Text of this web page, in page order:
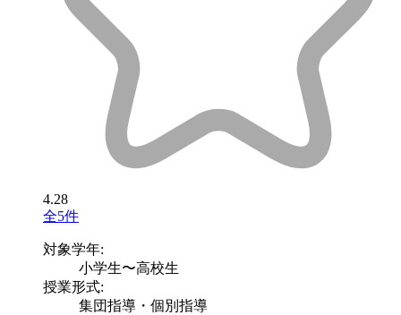
4.28
全5件
対象学年:
小学生〜高校生
授業形式:
集団指導・個別指導